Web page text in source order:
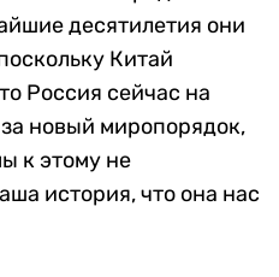
десятилетия они
Китай
Россия сейчас на
новый миропорядок,
к этому не
история, что она нас